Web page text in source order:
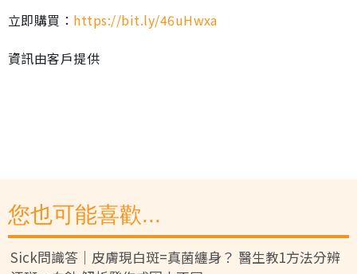
立即購買： https://bit.ly/46uHwxa
資訊由客戶提供
您也可能喜歡...
Sick問識答｜皮膚現白斑=真菌纏身？ 醫生教1方法分辨